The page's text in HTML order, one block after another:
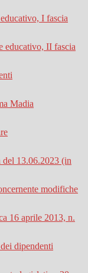
I fascia
educativo, II fascia
Madia
del 13.06.2023 (in
modifiche
16 aprile 2013, n.
dipendenti